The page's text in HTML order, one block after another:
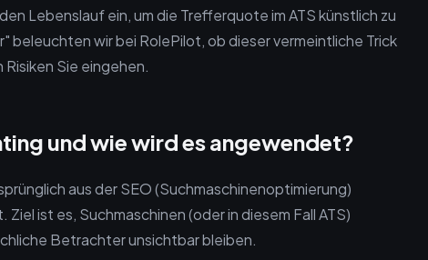
Lebenslauf ein, um die Trefferquote im ATS künstlich zu
beleuchten wir bei RolePilot, ob dieser vermeintliche Trick
Sie eingehen.
und wie wird es angewendet?
aus der SEO (Suchmaschinenoptimierung)
ist es, Suchmaschinen (oder in diesem Fall ATS)
Betrachter unsichtbar bleiben.